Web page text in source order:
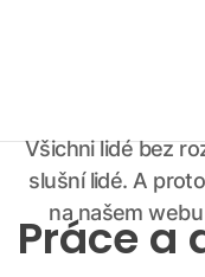
Všichni lidé bez
slušní lidé. A
na našem
Práce a